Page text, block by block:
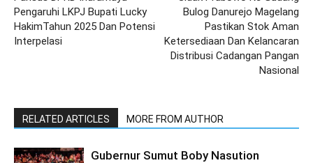
Pengaruhi LKPJ Bupati Lucky
HakimTahun 2025 Dan Potensi
Interpelasi
Bulog Danurejo Magelang
Pastikan Stok Aman
Ketersediaan Dan Kelancaran
Distribusi Cadangan Pangan
Nasional
RELATED ARTICLES MORE FROM AUTHOR
Gubernur Sumut Boby Nasution